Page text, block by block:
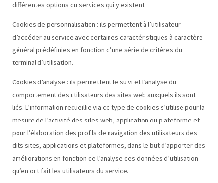
différentes options ou services qui y existent.
Cookies de personnalisation : ils permettent à l’utilisateur
d’accéder au service avec certaines caractéristiques à caractère
général prédéfinies en fonction d’une série de critères du
terminal d’utilisation.
Cookies d’analyse : ils permettent le suivi et l’analyse du
comportement des utilisateurs des sites web auxquels ils sont
liés. L’information recueillie via ce type de cookies s’utilise pour la
mesure de l’activité des sites web, application ou plateforme et
pour l’élaboration des profils de navigation des utilisateurs des
dits sites, applications et plateformes, dans le but d’apporter des
améliorations en fonction de l’analyse des données d’utilisation
qu’en ont fait les utilisateurs du service.